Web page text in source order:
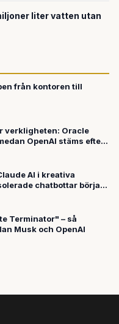
liter vatten utan
från kontoren till
verkligheten: Oracle
OpenAI stäms efter
AI i kreativa
chatbottar börjar
Terminator" – så
Musk och OpenAI